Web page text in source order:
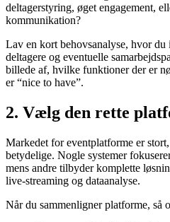
deltagerstyring, øget engagement,
kommunikation?
Lav en kort behovsanalyse, hvor du
deltagere og eventuelle
billede af, hvilke funktioner der er
er “nice to have”.
2. Vælg den rette
Markedet for eventplatforme er
betydelige. Nogle systemer
mens andre tilbyder komplette
live-streaming og dataanalyse.
Når du sammenligner platforme, så